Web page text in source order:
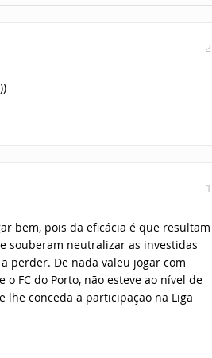
2
1
bem, pois da eficácia é que resultam
souberam neutralizar as investidas
perder. De nada valeu jogar com
FC do Porto, não esteve ao nível de
conceda a participação na Liga